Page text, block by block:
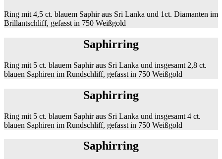
Ring mit 4,5 ct. blauem Saphir aus Sri Lanka und 1ct. Diamanten im
Brillantschliff, gefasst in 750 Weißgold
Saphirring
Ring mit 5 ct. blauem Saphir aus Sri Lanka und insgesamt 2,8 ct.
blauen Saphiren im Rundschliff, gefasst in 750 Weißgold
Saphirring
Ring mit 5 ct. blauem Saphir aus Sri Lanka und insgesamt 4 ct.
blauen Saphiren im Rundschliff, gefasst in 750 Weißgold
Saphirring